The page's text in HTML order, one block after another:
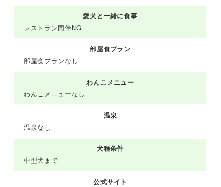
愛犬と一緒に食事
レストラン同伴NG
部屋食プラン
部屋食プランなし
わんこメニュー
わんこメニューなし
温泉
温泉なし
犬種条件
中型犬まで
公式サイト